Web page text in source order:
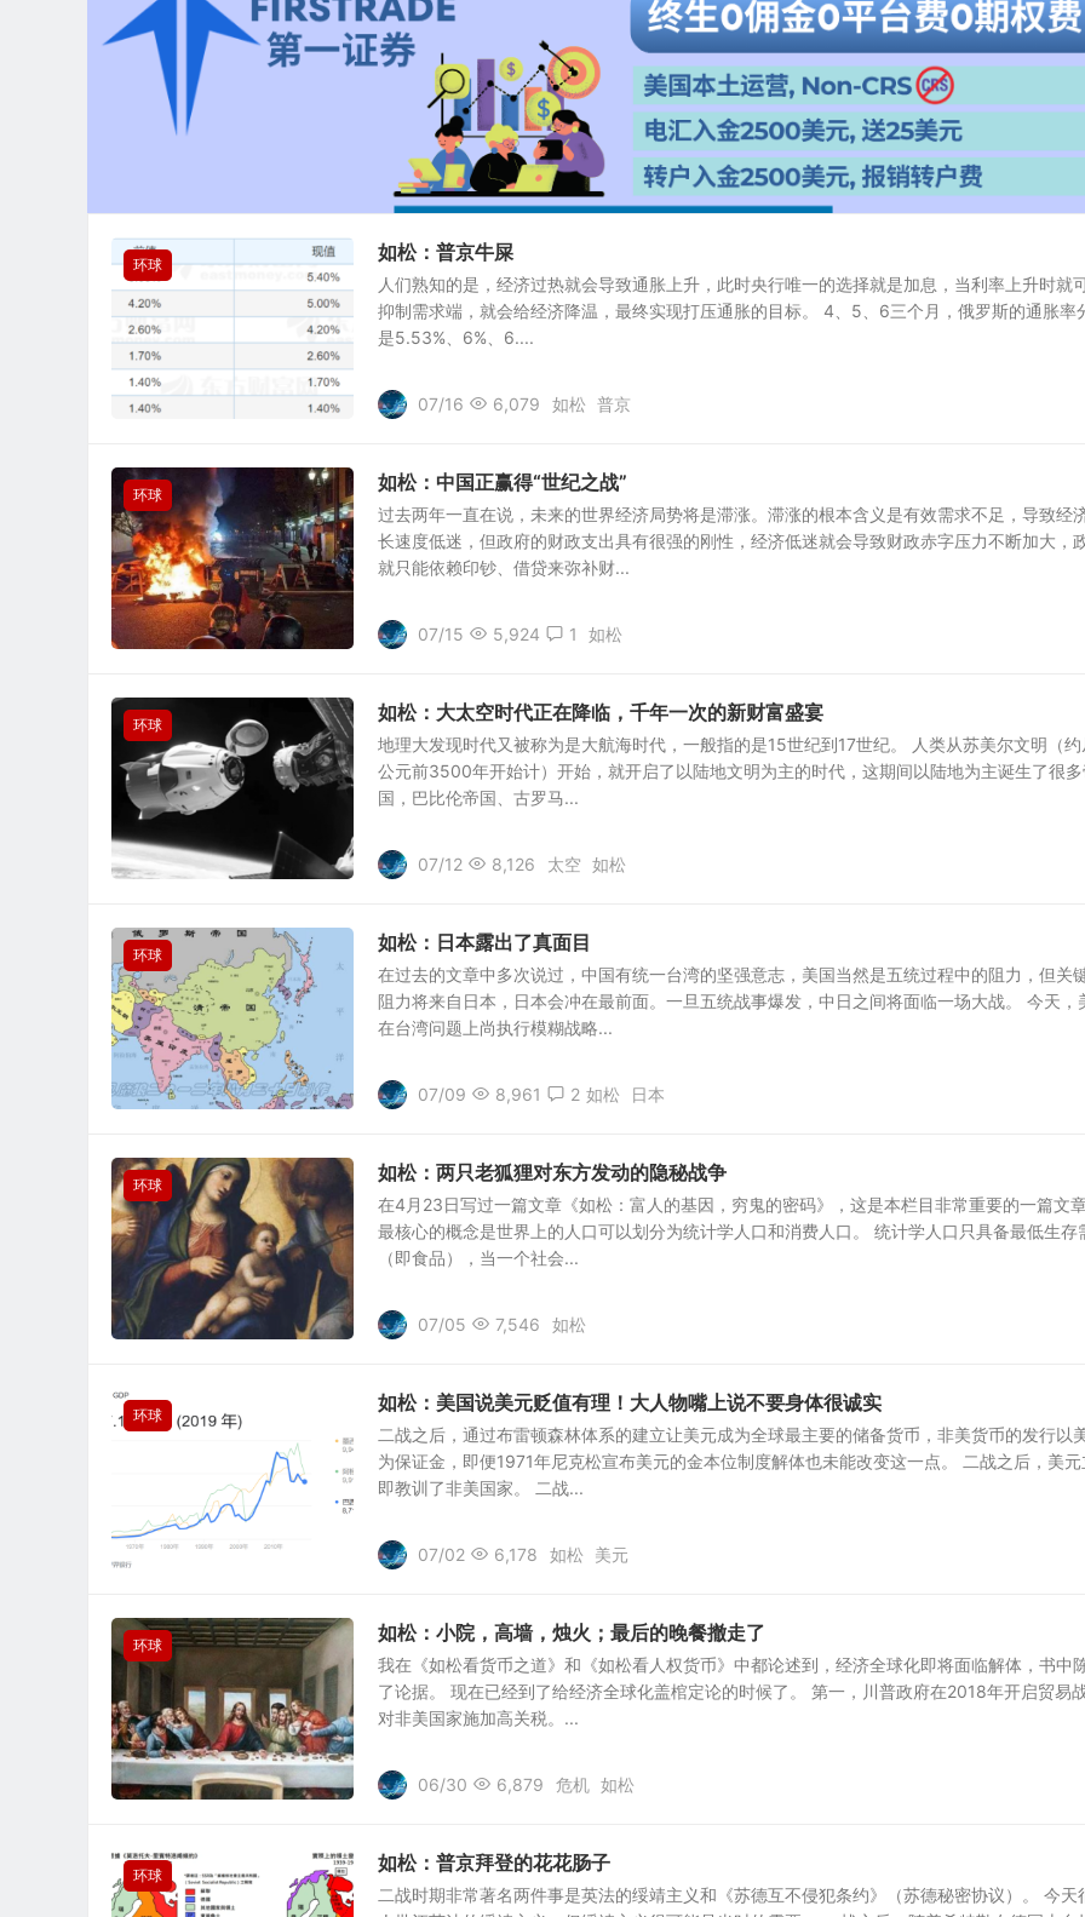
环球
如松：普京牛屎
人们熟知的是，经济过热就会导致通胀上升，此时央行唯一的选择就是加息，当利率上升时就
抑制需求端，就会给经济降温，最终实现打压通胀的目标。 4、5、6三个月，俄罗斯的通胀率
是5.53%、6%、6....
07/16 6,079 如松 普京
环球
如松：中国正赢得“世纪之战”
过去两年一直在说，未来的世界经济局势将是滞涨。滞涨的根本含义是有效需求不足，导致经
长速度低迷，但政府的财政支出具有很强的刚性，经济低迷就会导致财政赤字压力不断加大，
就只能依赖印钞、借贷来弥补财...
07/15 5,924 1 如松
环球
如松：大太空时代正在降临，千年一次的新财富盛宴
地理大发现时代又被称为是大航海时代，一般指的是15世纪到17世纪。 人类从苏美尔文明（约
公元前3500年开始计）开始，就开启了以陆地文明为主的时代，这期间以陆地为主诞生了很多
国，巴比伦帝国、古罗马...
07/12 8,126 太空 如松
环球
如松：日本露出了真面目
在过去的文章中多次说过，中国有统一台湾的坚强意志，美国当然是五统过程中的阻力，但关
阻力将来自日本，日本会冲在最前面。一旦五统战事爆发，中日之间将面临一场大战。 今天，
在台湾问题上尚执行模糊战略...
07/09 8,961 2 如松 日本
环球
如松：两只老狐狸对东方发动的隐秘战争
在4月23日写过一篇文章《如松：富人的基因，穷鬼的密码》，这是本栏目非常重要的一篇文章
最核心的概念是世界上的人口可以划分为统计学人口和消费人口。 统计学人口只具备最低生存
（即食品），当一个社会...
07/05 7,546 如松
环球
如松：美国说美元贬值有理！大人物嘴上说不要身体很诚实
二战之后，通过布雷顿森林体系的建立让美元成为全球最主要的储备货币，非美货币的发行以
为保证金，即便1971年尼克松宣布美元的金本位制度解体也未能改变这一点。 二战之后，美元
即教训了非美国家。 二战...
07/02 6,178 如松 美元
环球
如松：小院，高墙，烛火；最后的晚餐撤走了
我在《如松看货币之道》和《如松看人权货币》中都论述到，经济全球化即将面临解体，书中
了论据。 现在已经到了给经济全球化盖棺定论的时候了。 第一，川普政府在2018年开启贸易战
对非美国家施加高关税。...
06/30 6,879 危机 如松
环球
如松：普京拜登的花花肠子
二战时期非常著名两件事是英法的绥靖主义和《苏德互不侵犯条约》（苏德秘密协议）。 今天